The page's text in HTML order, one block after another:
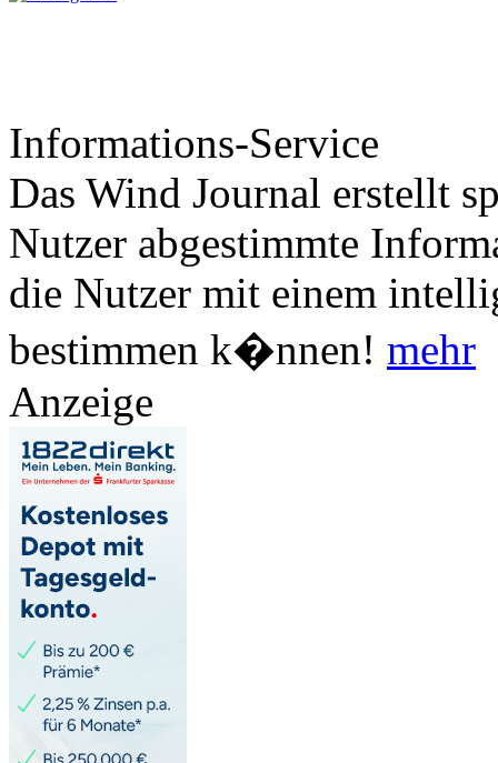
Informations-Service
Das Wind Journal erstellt
Nutzer abgestimmte
die Nutzer mit einem
bestimmen k�nnen! mehr
Anzeige